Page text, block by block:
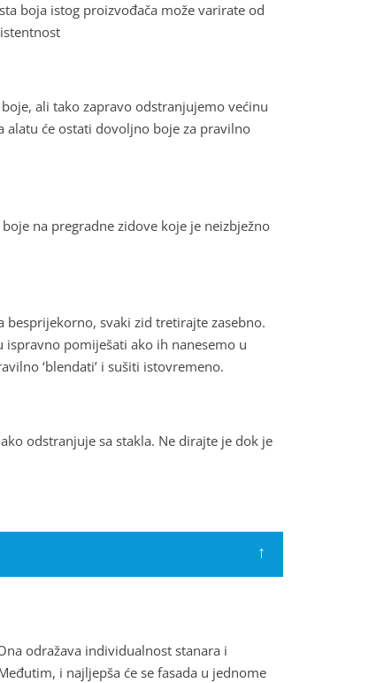
boja istog proizvođača može varirate od
ali tako zapravo odstranjujemo većinu
alatu će ostati dovoljno boje za pravilno
na pregradne zidove koje je neizbježno
svaki zid tretirajte zasebno.
ispravno pomiješati ako ih nanesemo u
‘blendati’ i sušiti istovremeno.
odstranjuje sa stakla. Ne dirajte je dok je
↑
odražava individualnost stanara i
i najljepša će se fasada u jednome